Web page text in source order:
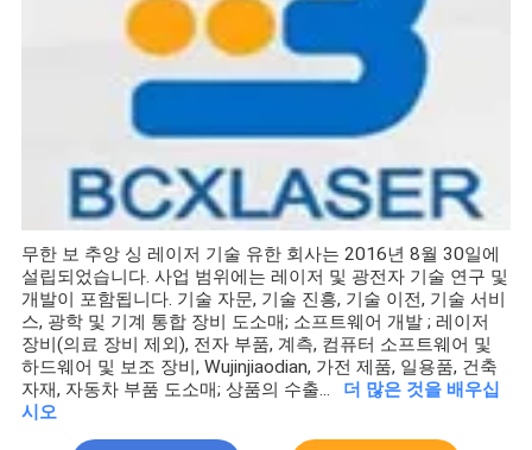
무한 보 추앙 싱 레이저 기술 유한 회사는 2016년 8월 30일에
설립되었습니다. 사업 범위에는 레이저 및 광전자 기술 연구 및
개발이 포함됩니다. 기술 자문, 기술 진흥, 기술 이전, 기술 서비
스, 광학 및 기계 통합 장비 도소매; 소프트웨어 개발 ; 레이저
장비(의료 장비 제외), 전자 부품, 계측, 컴퓨터 소프트웨어 및
하드웨어 및 보조 장비, Wujinjiaodian, 가전 제품, 일용품, 건축
자재, 자동차 부품 도소매; 상품의 수출...
더 많은 것을 배우십
시오